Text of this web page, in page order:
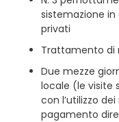
sistemazione
privati
Trattamento di
Due mezze
locale (le visite
con l’utilizzo
pagamento